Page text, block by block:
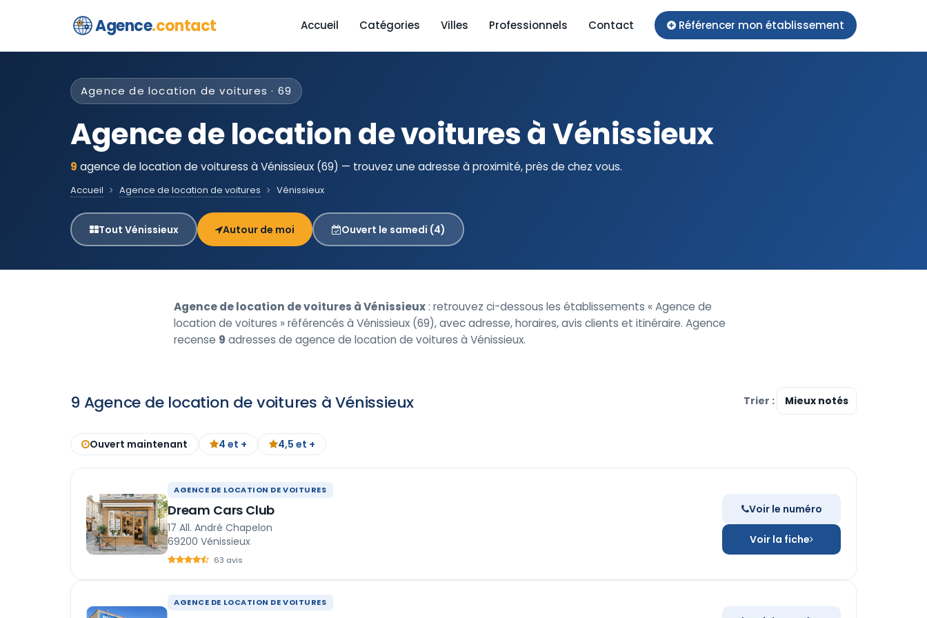
Agence.contact Accueil Catégories Villes Professionnels Contact Référencer mon établissement
Agence de location de voitures · 69
Agence de location de voitures à Vénissieux
9 agence de location de voituress à Vénissieux (69) — trouvez une adresse à proximité, près de chez vous.
Accueil Agence de location de voitures Vénissieux
Tout Vénissieux Autour de moi Ouvert le samedi (4)
Agence de location de voitures à Vénissieux: retrouvez ci-dessous les établissements « Agence de
location de voitures » référencés à Vénissieux (69), avec adresse, horaires, avis clients et itinéraire. Agence
recense 9 adresses de agence de location de voitures à Vénissieux.
9 Agence de location de voitures à Vénissieux Trier :
Ouvert maintenant 4 et + 4,5 et +
AGENCE DE LOCATION DE VOITURES
Dream Cars Club
17 All. André Chapelon
69200 Vénissieux
63 avis
Voir le numéro
Voir la fiche
AGENCE DE LOCATION DE VOITURES